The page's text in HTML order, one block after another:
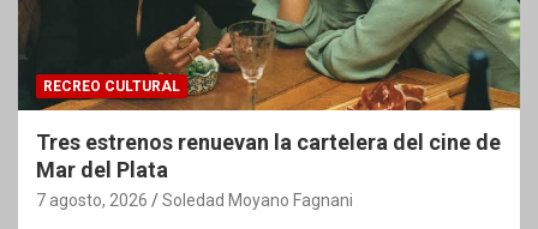
RECREO CULTURAL
Tres estrenos renuevan la cartelera del cine de
Mar del Plata
7 agosto, 2026 Soledad Moyano Fagnani